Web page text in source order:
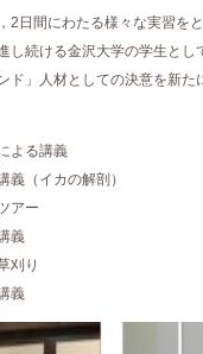
2日間にわたる様々な実習を
し続ける金沢大学の学生とし
ド」人材としての決意を新た
よる講義
義（イカの解剖）
アー
義
刈り
義